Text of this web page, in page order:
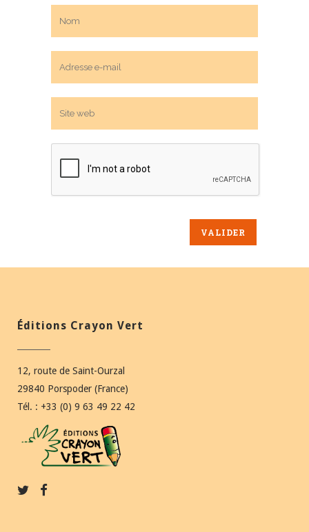
Éditions Crayon Vert
12, route de Saint-Ourzal
29840 Porspoder (France)
Tél. : +33 (0) 9 63 49 22 42